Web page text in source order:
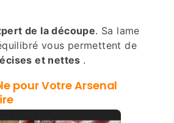
de la découpe. Sa lame
vous permettent de
et nettes .
pour Votre Arsenal